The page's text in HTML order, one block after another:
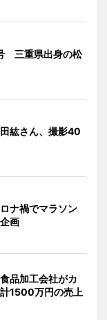
三重県出身の松
紘さん、撮影40
ナ禍でマラソン
画
品加工会社がカ
1500万円の売上